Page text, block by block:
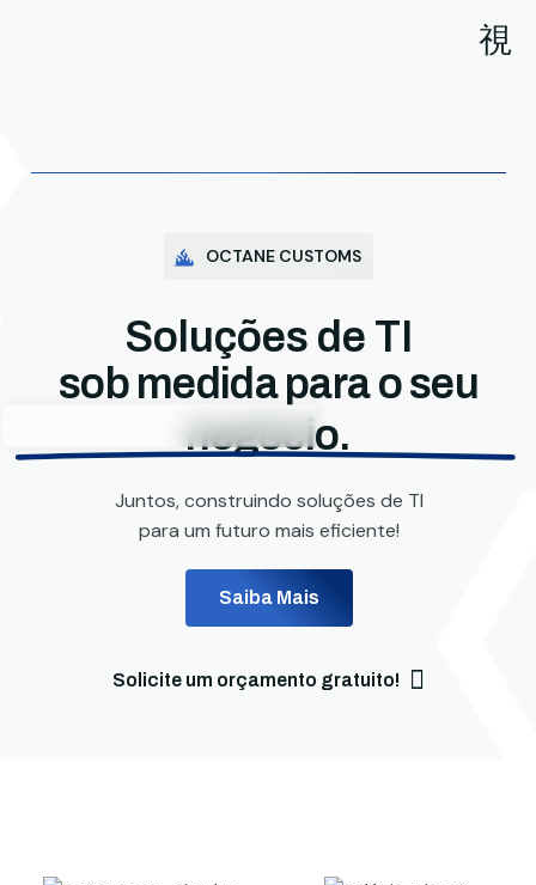
OCTANE CUSTOMS
Soluções de TI
sob medida para o seu
negócio.
Juntos, construindo soluções de TI
para um futuro mais eficiente!
Saiba Mais
Solicite um orçamento gratuito!